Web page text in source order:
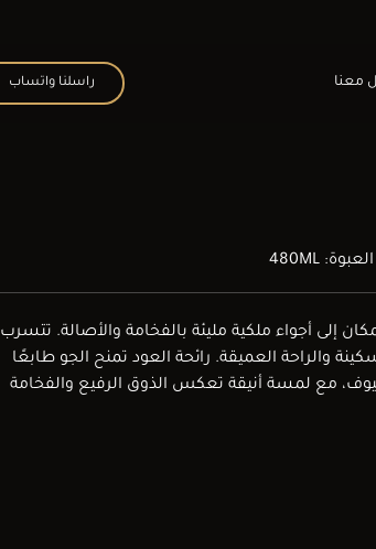
معنا راسلنا واتساب
العبوة: 480ML
إلى أجواء ملكية مليئة بالفخامة والأصالة. تتسرب
والراحة العميقة. رائحة العود تمنح الجو طابعًا
مع لمسة أنيقة تعكس الذوق الرفيع والفخامة